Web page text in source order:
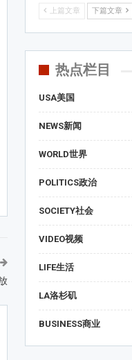
上篇文章 下篇文章
热点栏目
USA美国
NEWS新闻
WORLD世界
POLITICS政治
SOCIETY社会
VIDEO视频
LIFE生活
LA洛杉矶
BUSINESS商业